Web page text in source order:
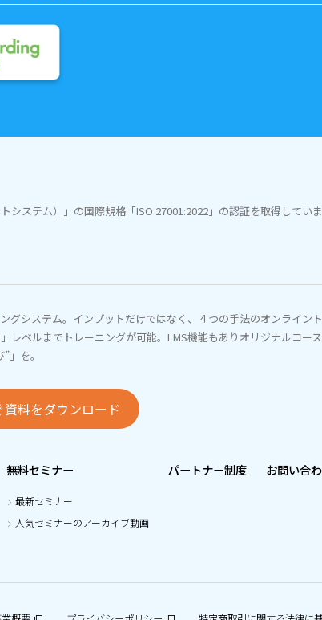
システム）」の国際規格「ISO 27001:2022」の認証を取得していま
グシステム。インプットだけではなく、４つの手法のオンライン
レベルまでトレーニングが可能。LMS機能もありオリジナルコー
」を。
資料をダウンロード
無料セミナー
最新セミナー
人気セミナーのアーカイブ動画
パートナー制度 お問い合